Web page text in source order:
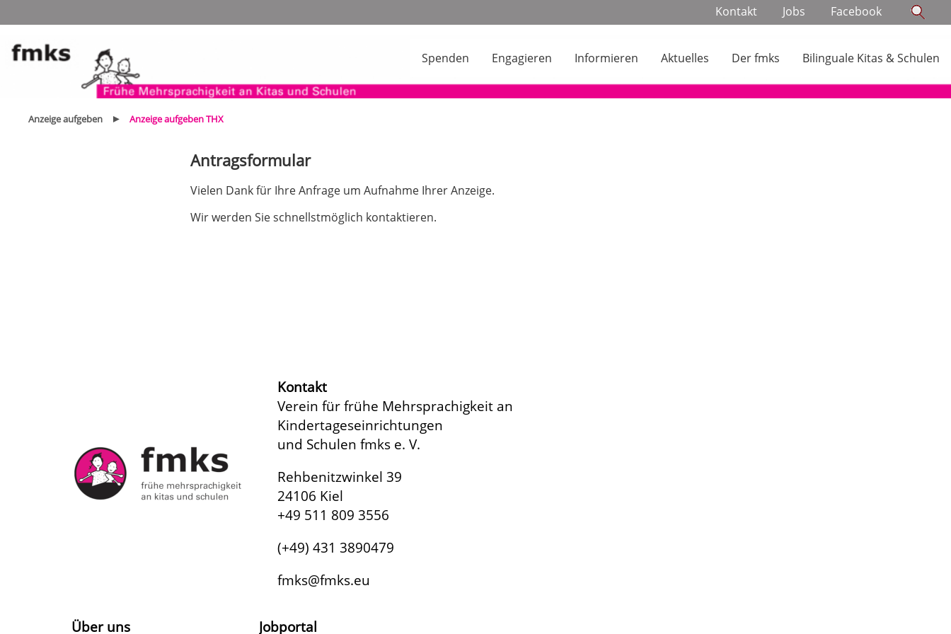
Navigation
überspringen
Kontakt Jobs Facebook
Navigation
überspringen
Spenden Engagieren Informieren Aktuelles Der fmks Bilinguale Kitas & Schulen
Anzeige aufgeben Anzeige aufgeben THX
Antragsformular
Vielen Dank für Ihre Anfrage um Aufnahme Ihrer Anzeige.
Wir werden Sie schnellstmöglich kontaktieren.
Kontakt
Verein für frühe Mehrsprachigkeit an
Kindertageseinrichtungen
und Schulen fmks e. V.
Rehbenitzwinkel 39
24106 Kiel
+49 511 809 3556
(+49) 431 3890479
fmks@fmks.eu
Über uns Jobportal